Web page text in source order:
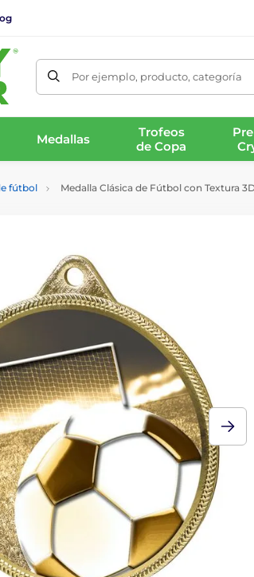
Por ejemplo, producto, categoría
Medallas
Trofeos
de Copa
fútbol Medalla Clásica de Fútbol con Textura